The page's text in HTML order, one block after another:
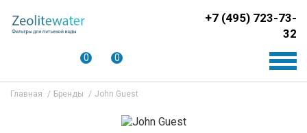
+7 (495) 723-73-
32
0 0
Главная Бренды John Guest